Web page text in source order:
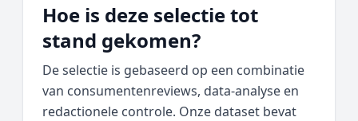
Hoe is deze selectie tot
stand gekomen?
De selectie is gebaseerd op een combinatie
van consumentenreviews, data‑analyse en
redactionele controle. Onze dataset bevat